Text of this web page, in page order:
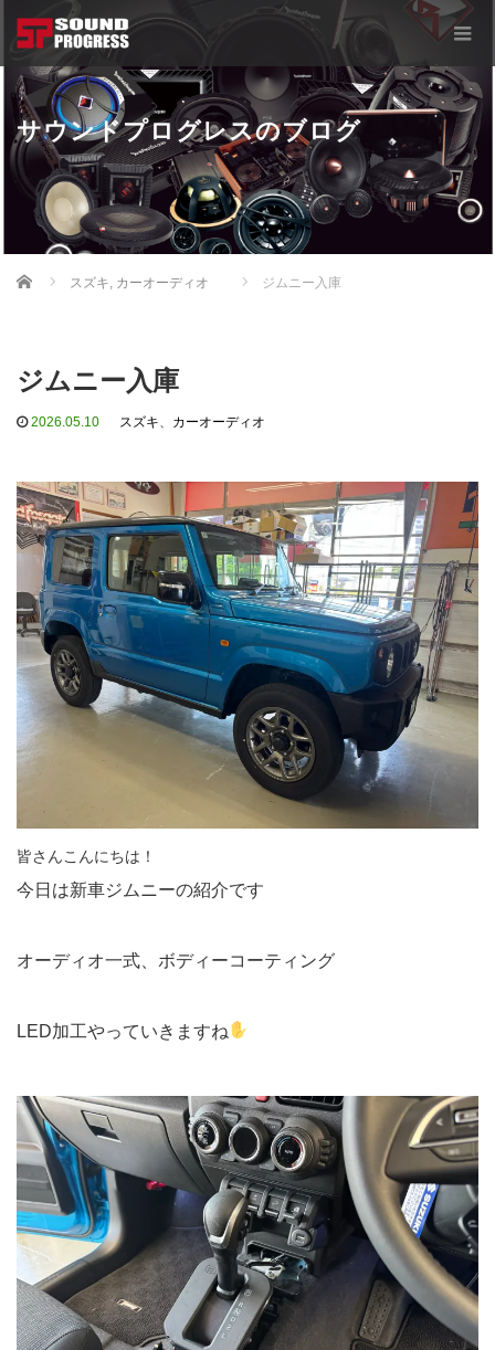
サウンドプログレスのブログ
Home スズキ, カーオーディオ ジムニー入庫
ジムニー入庫
2026.05.10 スズキ、 カーオーディオ
皆さんこんにちは！
今日は新車ジムニーの紹介です
オーディオ一式、ボディーコーティング
LED加工やっていきますね